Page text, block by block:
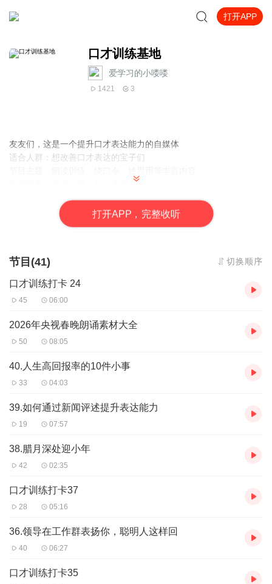
打开APP
口才训练基地
爱学习的小喽喽
1421 3
友友们，这是一个提升口才表达能力的自媒体
适合人群：想改善口才表达的宝子们
更新频率：每日一更，欢迎大家订阅️
主播寄语：坚持 100 天，见证自己的蜕变
我会不定期在评论中抽取大家的问题，在节目中解答哦，希望给大
家带来干货和快乐！
打开APP，完整收听
节目(41) 切换顺序
口才训练打卡 24
45 06:00
2026年央视春晚朗诵素材大全
50 08:05
40.人生高回报率的10件小事
33 04:03
39.如何通过新闻评述提升表达能力
19 07:57
38.腊月深处迎小年
42 02:35
口才训练打卡37
28 05:16
36.领导在工作群表扬你，聪明人这样回
40 06:27
口才训练打卡35